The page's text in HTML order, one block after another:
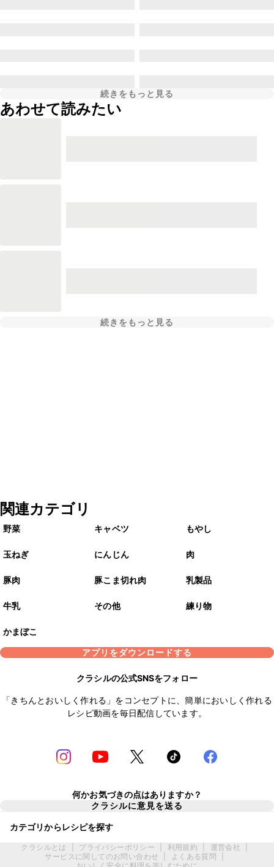
続きをもっと見る
あわせて読みたい
続きをもっと見る
関連カテゴリ
野菜 キャベツ もやし
玉ねぎ にんじん 肉
豚肉 豚こま切れ肉 乳製品
牛乳 その他 練り物
かまぼこ
アプリをダウンロードする
クラシルの公式SNSをフォロー
「きちんとおいしく作れる」をコンセプトに、簡単においしく作れる
レシピ動画を毎日配信しています。
何かお気づきの点はありますか？
クラシルに意見を送る
カテゴリからレシピを探す
クラシルとは プライバシーポリシー 利用規約 運営会社
サービスに関してのお問い合わせ
よくある質問